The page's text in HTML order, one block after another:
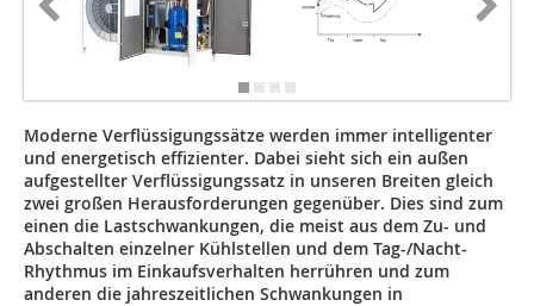
Moderne Verflüssigungssätze werden immer intelligenter
und energetisch effizienter. Dabei sieht sich ein außen
aufgestellter Verflüssigungssatz in unseren Breiten gleich
zwei großen Herausforderungen gegenüber. Dies sind zum
einen die Lastschwankungen, die meist aus dem Zu- und
Abschalten einzelner Kühlstellen und dem Tag-/Nacht-
Rhythmus im Einkaufsverhalten herrühren und zum
anderen die jahreszeitlichen Schwankungen in